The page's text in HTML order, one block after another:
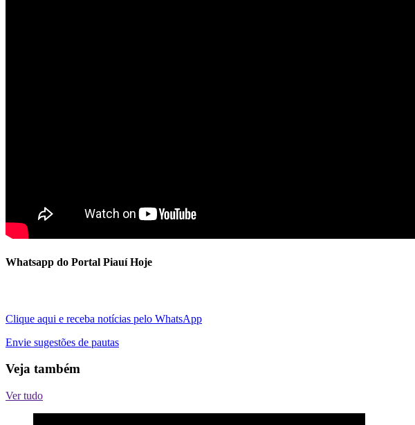
Whatsapp do Portal Piauí Hoje
Clique aqui e receba notícias pelo WhatsApp
Envie sugestões de pautas
Veja também
Ver tudo